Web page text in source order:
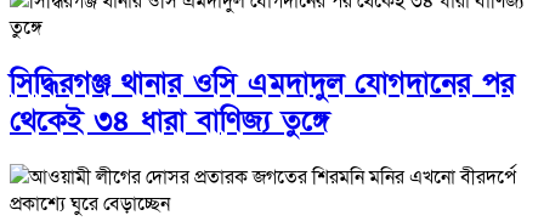
সিদ্ধিরগঞ্জ থানার ওসি এমদাদুল যোগদানের পর
থেকেই ৩৪ ধারা বাণিজ্য তুঙ্গে